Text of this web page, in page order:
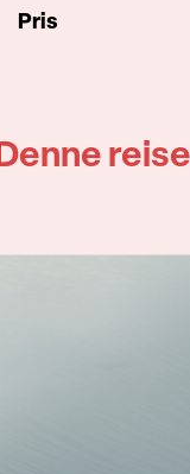
Pris
Denne